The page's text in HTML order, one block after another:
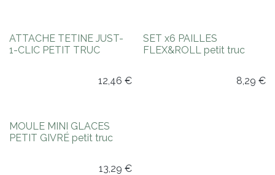
Nouveauté !
ATTACHE TETINE JUST-
1-CLIC PETIT TRUC
12,46 €
Nouveauté !
SET x6 PAILLES
FLEX&ROLL petit truc
8,29 €
Nouveauté !
MOULE MINI GLACES
PETIT GIVRÉ petit truc
13,29 €